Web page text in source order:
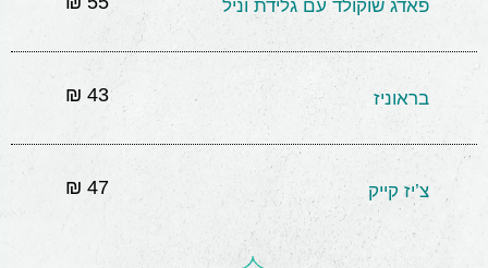
פאדג שוקולד עם גלידת וניל
בראוניז 43 ₪
צ’יז קייק 47 ₪